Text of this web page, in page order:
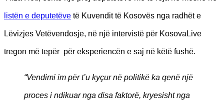
listën e deputetëve të Kuvendit të Kosovës nga radhët e
Lëvizjes Vetëvendosje, në një intervistë për KosovaLive
tregon më tepër për eksperiencën e saj në këtë fushë.
“Vendimi im për t’u kyçur në politikë ka qenë një
proces i ndikuar nga disa faktorë, kryesisht nga